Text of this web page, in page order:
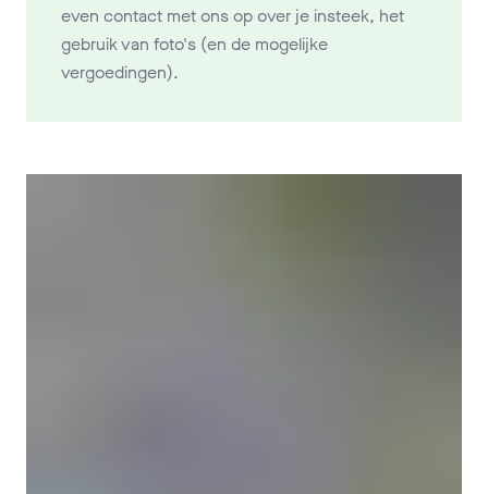
even contact met ons op over je insteek, het
gebruik van foto's (en de mogelijke
vergoedingen).